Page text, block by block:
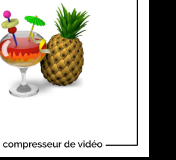
ALLÉGER VOS VIDÉOS
(ET POURQUOI
ESSENTIEL SUR
WORDPRESS) ?